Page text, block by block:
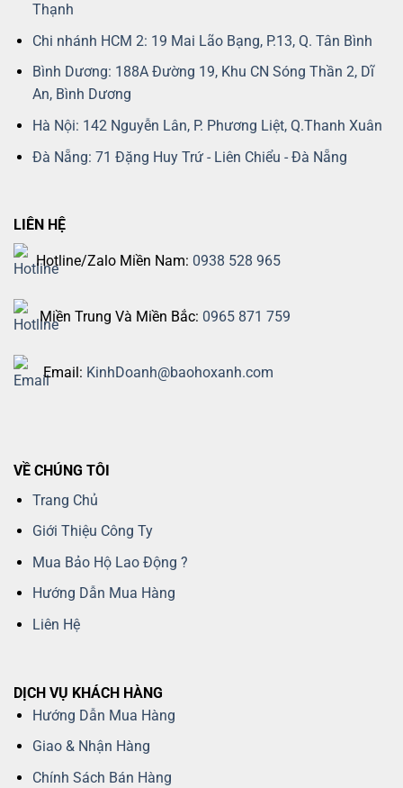
Thạnh
Chi nhánh HCM 2: 19 Mai Lão Bạng, P.13, Q. Tân Bình
Bình Dương: 188A Đường 19, Khu CN Sóng Thần 2, Dĩ
An, Bình Dương
Hà Nội: 142 Nguyễn Lân, P. Phương Liệt, Q.Thanh Xuân
Đà Nẵng: 71 Đặng Huy Trứ - Liên Chiểu - Đà Nẵng
LIÊN HỆ
Hotline/Zalo Miền Nam: 0938 528 965
Miền Trung Và Miền Bắc: 0965 871 759
Email: KinhDoanh@baohoxanh.com
VỀ CHÚNG TÔI
Trang Chủ
Giới Thiệu Công Ty
Mua Bảo Hộ Lao Động ?
Hướng Dẫn Mua Hàng
Liên Hệ
DỊCH VỤ KHÁCH HÀNG
Hướng Dẫn Mua Hàng
Giao & Nhận Hàng
Chính Sách Bán Hàng